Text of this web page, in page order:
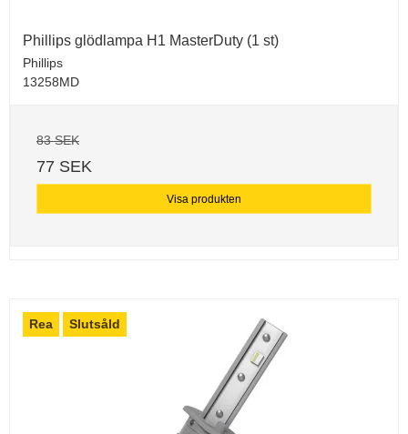
Phillips glödlampa H1 MasterDuty (1 st)
Phillips
13258MD
83 SEK
77 SEK
Visa produkten
Rea Slutsåld